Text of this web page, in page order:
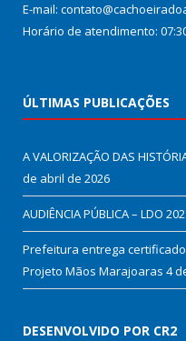
E-mail:
Horário de atendimento:
ÚLTIMAS PUBLICAÇÕES
A VALORIZAÇÃO DAS
de abril de 2026
AUDIÊNCIA PÚBLICA – LDO
Prefeitura entrega
Projeto Mãos Marajoaras 4
DESENVOLVIDO POR CR2